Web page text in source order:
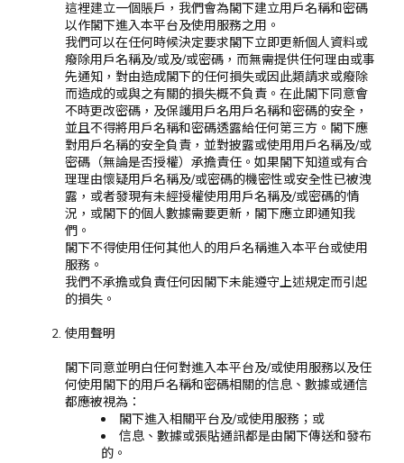
這裡建立一個賬戶，我們會為閣下建立用戶名稱和密碼
以作閣下進入本平台及使用服務之用。
我們可以在任何時候決定要求閣下立即更新個人資料或
癈除用戶名稱及/或及/或密碼，而無需提供任何理由或事
先通知，對由造成閣下的任何損失或因此類請求或癈除
而造成的或與之有關的損失概不負責。在此閣下同意會
不時更改密碼，及保護用戶名用戶名稱和密碼的安全，
並且不得將用戶名稱和密碼透露給任何第三方。閣下應
對用戶名稱的安全負責，並對披露或使用用戶名稱及/或
密碼（無論是否授權）承擔責任。如果閣下知道或有合
理理由懷疑用戶名稱及/或密碼的機密性或安全性已被洩
露，或者發現有未經授權使用用戶名稱及/或密碼的情
況，或閣下的個人數據需要更新，閣下應立即通知我
們。
閣下不得使用任何其他人的用戶名稱進入本平台或使用
服務。
我們不承擔或負責任何因閣下未能遵守上述規定而引起
的損失。
使用聲明
閣下同意並明白任何對進入本平台及/或使用服務以及任
何使用閣下的用戶名稱和密碼相關的信息、數據或通信
都應被視為：
閣下進入相關平台及/或使用服務；或
信息、數據或張貼通訊都是由閣下傳送和發布
的。